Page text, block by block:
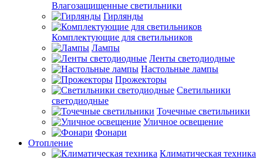
Влагозащищенные светильники
Гирлянды
Комплектующие для светильников
Лампы
Ленты светодиодные
Настольные лампы
Прожекторы
Светильники
светодиодные
Точечные светильники
Уличное освещение
Фонари
Отопление
Климатическая техника